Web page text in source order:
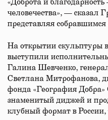
«Доброта и
человечества», — сказал
представляя собравшимся
На открытии скульптуры
выступили
Галина Шевченко,
Светлана Митрофанова,
фонда «География Добра»
знаменитый диджей и
клубный формат в